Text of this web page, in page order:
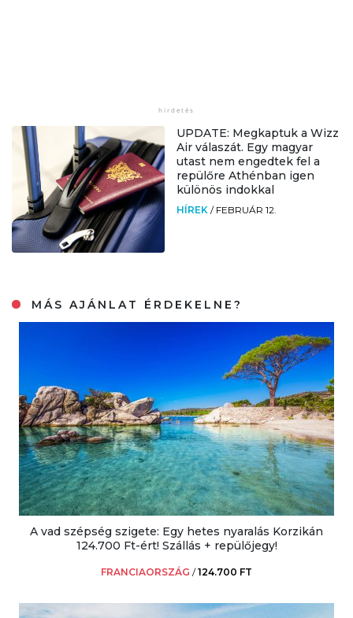
UPDATE: Megkaptuk a Wizz
Air válaszát. Egy magyar
utast nem engedtek fel a
repülőre Athénban igen
különös indokkal
HÍREK / FEBRUÁR 12.
MÁS AJÁNLAT ÉRDEKELNE?
A vad szépség szigete: Egy hetes nyaralás Korzikán
124.700 Ft-ért! Szállás + repülőjegy!
FRANCIAORSZÁG /124.700 FT